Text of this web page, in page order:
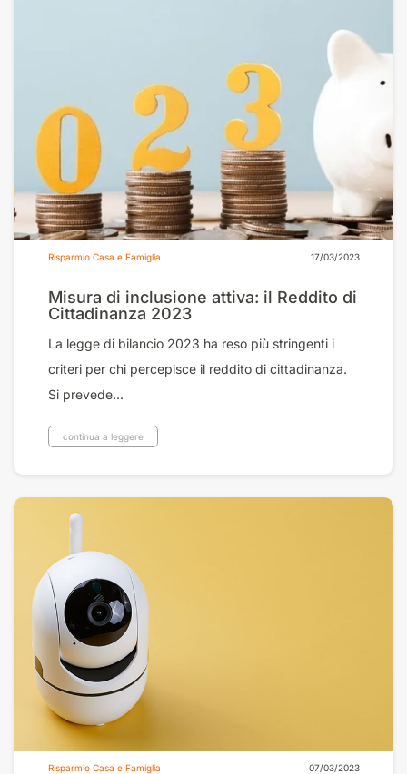
Risparmio Casa e Famiglia 17/03/2023
Misura di inclusione attiva: il Reddito di
Cittadinanza 2023
La legge di bilancio 2023 ha reso più stringenti i
criteri per chi percepisce il reddito di cittadinanza.
Si prevede...
continua a leggere
Risparmio Casa e Famiglia 07/03/2023